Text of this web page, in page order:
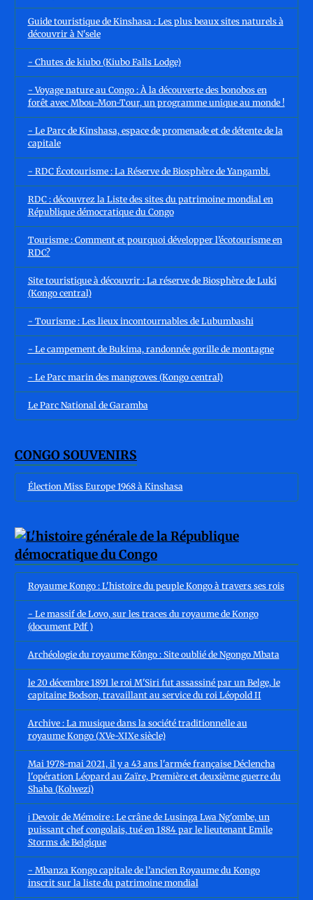
Guide touristique de Kinshasa : Les plus beaux sites naturels à
découvrir à N'sele
- Chutes de kiubo (Kiubo Falls Lodge)
- Voyage nature au Congo : À la découverte des bonobos en
forêt avec Mbou-Mon-Tour, un programme unique au monde !
- Le Parc de Kinshasa, espace de promenade et de détente de la
capitale
- RDC Écotourisme : La Réserve de Biosphère de Yangambi.
RDC : découvrez la Liste des sites du patrimoine mondial en
République démocratique du Congo
Tourisme : Comment et pourquoi développer l’écotourisme en
RDC?
Site touristique à découvrir : La réserve de Biosphère de Luki
(Kongo central)
- Tourisme : Les lieux incontournables de Lubumbashi
- Le campement de Bukima, randonnée gorille de montagne
- Le Parc marin des mangroves (Kongo central)
Le Parc National de Garamba
CONGO SOUVENIRS
Élection Miss Europe 1968 à Kinshasa
Royaume Kongo : L'histoire du peuple Kongo à travers ses rois
- Le massif de Lovo, sur les traces du royaume de Kongo
(document Pdf )
Archéologie du royaume Kôngo : Site oublié de Ngongo Mbata
le 20 décembre 1891 le roi M'Siri fut assassiné par un Belge, le
capitaine Bodson, travaillant au service du roi Léopold II
Archive : La musique dans la société traditionnelle au
royaume Kongo (XVe-XIXe siècle)
Mai 1978-mai 2021, il y a 43 ans l'armée française Déclencha
l'opération Léopard au Zaïre, Première et deuxième guerre du
Shaba (Kolwezi)
ℹ️ Devoir de Mémoire : Le crâne de Lusinga Lwa Ng'ombe, un
puissant chef congolais, tué en 1884 par le lieutenant Emile
Storms de Belgique
- Mbanza Kongo capitale de l’ancien Royaume du Kongo
inscrit sur la liste du patrimoine mondial